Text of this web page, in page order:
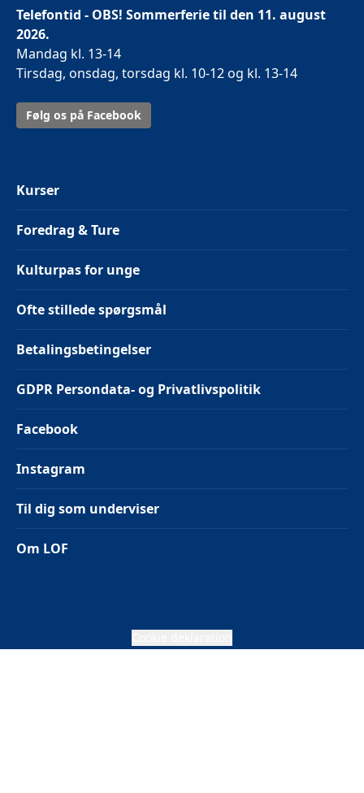
Telefontid - OBS! Sommerferie til den 11. august
2026.
Mandag kl. 13-14
Tirsdag, onsdag, torsdag kl. 10-12 og kl. 13-14
Følg os på Facebook
Kurser
Foredrag & Ture
Kulturpas for unge
Ofte stillede spørgsmål
Betalingsbetingelser
GDPR Persondata- og Privatlivspolitik
Facebook
Instagram
Til dig som underviser
Om LOF